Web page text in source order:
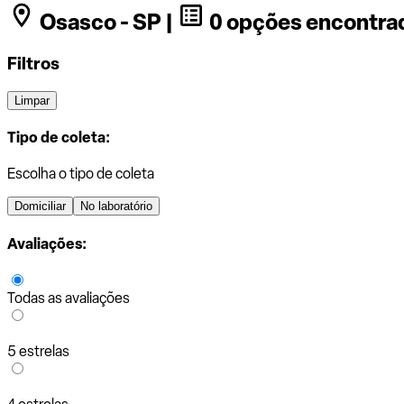
Osasco - SP | 0 opções
Filtros
Limpar
Tipo de coleta:
Escolha o tipo de coleta
Domiciliar No laboratório
Avaliações:
Todas as avaliações
5 estrelas